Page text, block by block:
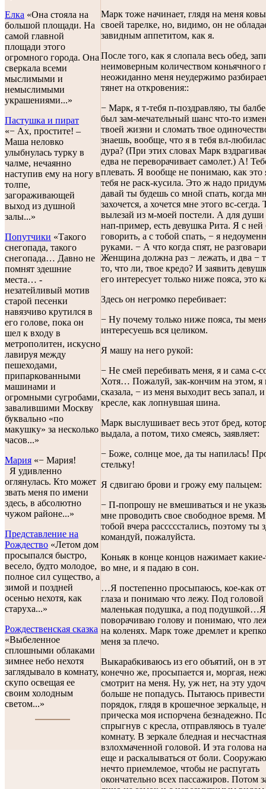
Елка «Она стояла на
большой площади. На
самой главной
площади этого
огромного города. Она
сверкала всеми
мыслимыми и
немыслимыми
украшениями...»
Пастушка и пират
«− Ах, простите! –
Маша неловко
улыбнулась турку в
чалме, нечаянно
наступив ему на ногу в
толпе,
загораживающей
выход из душной
залы...»
Попутчики «Такого
снегопада, такого
снегопада… Давно не
помнят здешние
места… -
незатейливый мотив
старой песенки
навязчиво крутился в
его голове, пока он
шел к входу в
метрополитен, искусно
лавируя между
пешеходами,
припаркованными
машинами и
огромными сугробами,
завалившими Москву
буквально «по
макушку» за несколько
часов...»
Мария «− Мария!
Я удивленно
оглянулась. Кто может
звать меня по имени
здесь, в абсолютно
чужом районе...»
Представление на
Рождество «Летом дом
просыпался быстро,
весело, будто молодое,
полное сил существо, а
зимой и поздней
осенью нехотя, как
старуха...»
Рождественская сказка
«Выбеленное
сплошными облаками
зимнее небо нехотя
заглядывало в комнату,
скупо освещая ее
своим холодным
светом...»
Марк тоже начинает, глядя на меня
своей тарелке, но, видимо, он не
завидным аппетитом, как я.
После того, как я слопала весь обед,
неимоверным количеством коньячного
неожиданно меня неудержимо
тянет на откровения::
− Марк, я т-тебя п-поздравляю, ты
был зам-мечательный шанс что-то
твоей жизни и сломать твое
знаешь, вообще, что я в тебя вл-
дура? (При этих словах Марк
едва не переворачивает самолет.) А!
плевать. Я вообще не понимаю, как это
тебя не раск-кусила. Это ж надо
давай ты будешь со мной спать, когда
захочется, а хочется мне этого вс-
вылезай из м-моей постели. А для
нап-пример, есть девушка Рита. Я с ней
говорить, а с тобой спать, − я
руками. − А что когда спят, не
Женщина должна раз − лежать, и два −
то, что ли, твое кредо? И заявить
его интересует только ниже пояса, это
Здесь он негромко перебивает:
− Ну почему только ниже пояса, ты
интересуешь вся целиком.
Я машу на него рукой:
− Не смей перебивать меня, я и сама с-
Хотя… Пожалуй, зак-кончим на этом, я
сказала, − из меня выходит весь запал,
кресле, как лопнувшая шина.
Марк выслушивает весь этот бред,
выдала, а потом, тихо смеясь, заявляет:
− Боже, солнце мое, да ты напилась!
стельку!
Я сдвигаю брови и грожу ему пальцем:
− П-попрошу не вмешиваться и не
мне проводить свое свободное время.
тобой вчера рассссстались, поэтому ты
командуй, пожалуйста.
Коньяк в конце концов нажимает
во мне, и я падаю в сон.
…Я постепенно просыпаюсь, кое-как
глаза и понимаю что лежу. Под головой
маленькая подушка, а под подушкой…Я
поворачиваю голову и понимаю, что
на коленях. Марк тоже дремлет и
меня за плечо.
Выкарабкиваюсь из его объятий, он в
конечно же, просыпается и, моргая,
смотрит на меня. Ну, уж нет, на эту
больше не попадусь. Пытаюсь привести
порядок, глядя в крошечное зеркальце,
прическа моя испорчена безнадежно.
спрыгнув с кресла, отправляюсь в
комнату. В зеркале бледная и
взлохмаченной головой. И эта голова
еще и раскалываться от боли.
нечто приемлемое, чтобы не распугать
окончательно всех пассажиров. Потом